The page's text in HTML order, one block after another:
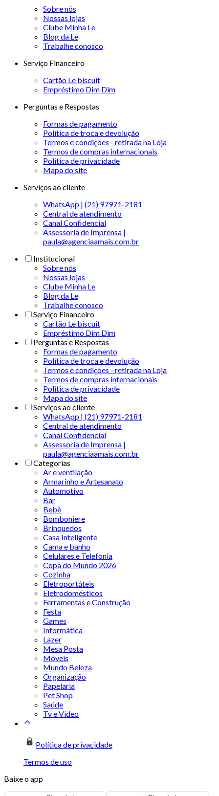
Sobre nós
Nossas lojas
Clube Minha Le
Blog da Le
Trabalhe conosco
Serviço Financeiro
Cartão Le biscuit
Empréstimo Dim Dim
Perguntas e Respostas
Formas de pagamento
Política de troca e devolução
Termos e condições - retirada na Loja
Termos de compras internacionais
Politica de privacidade
Mapa do site
Serviços ao cliente
WhatsApp | (21) 97971-2181
Central de atendimento
Canal Confidencial
Assessoria de Imprensa |
paula@agenciaamais.com.br
Institucional
Sobre nós
Nossas lojas
Clube Minha Le
Blog da Le
Trabalhe conosco
Serviço Financeiro
Cartão Le biscuit
Empréstimo Dim Dim
Perguntas e Respostas
Formas de pagamento
Política de troca e devolução
Termos e condições - retirada na Loja
Termos de compras internacionais
Politica de privacidade
Mapa do site
Serviços ao cliente
WhatsApp | (21) 97971-2181
Central de atendimento
Canal Confidencial
Assessoria de Imprensa |
paula@agenciaamais.com.br
Categorias
Ar e ventilação
Armarinho e Artesanato
Automotivo
Bar
Bebê
Bomboniere
Brinquedos
Casa Inteligente
Cama e banho
Celulares e Telefonia
Copa do Mundo 2026
Cozinha
Eletroportáteis
Eletrodomésticos
Ferramentas e Construção
Festa
Games
Informática
Lazer
Mesa Posta
Móveis
Mundo Beleza
Organização
Papelaria
Pet Shop
Saúde
Tv e Vídeo
Política de privacidade
Termos de uso
Baixe o app